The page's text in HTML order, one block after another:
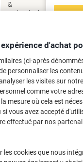
&
technologie
€154,99 Unité
€181,34 TVA incl.
Quantité
d'achat
(ci-après
personnaliser les
les visites sur
comme votre
mesure où cela est
vous avez accepté
effectué par nos
cookies que nous